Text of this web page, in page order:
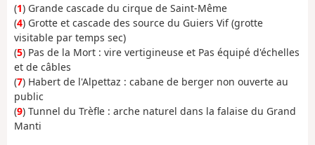
(1) Grande cascade du cirque de Saint-Même
(4) Grotte et cascade des source du Guiers Vif (grotte
visitable par temps sec)
(5) Pas de la Mort : vire vertigineuse et Pas équipé d'échelles
et de câbles
(7) Habert de l'Alpettaz : cabane de berger non ouverte au
public
(9) Tunnel du Trèfle : arche naturel dans la falaise du Grand
Manti